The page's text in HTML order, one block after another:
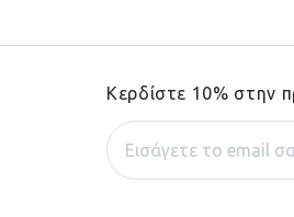
Κερδίστε 10% στην